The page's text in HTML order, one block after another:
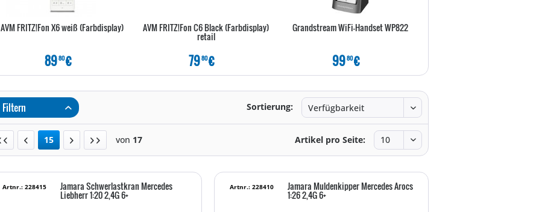
AVM FRITZ!Fon X6 weiß (Farbdisplay)
8980€
AVM FRITZ!Fon C6 Black (Farbdisplay)
retail
7980€
Grandstream WiFi-Handset WP822
9980€
Filtern Sortierung:
15 von 17 Artikel pro Seite:
Jamara Schwerlastkran Mercedes
Liebherr 1:20 2,4G 6+
Artnr.: 228415 Jamara Muldenkipper Mercedes Arocs
1:26 2,4G 6+
Artnr.: 228410